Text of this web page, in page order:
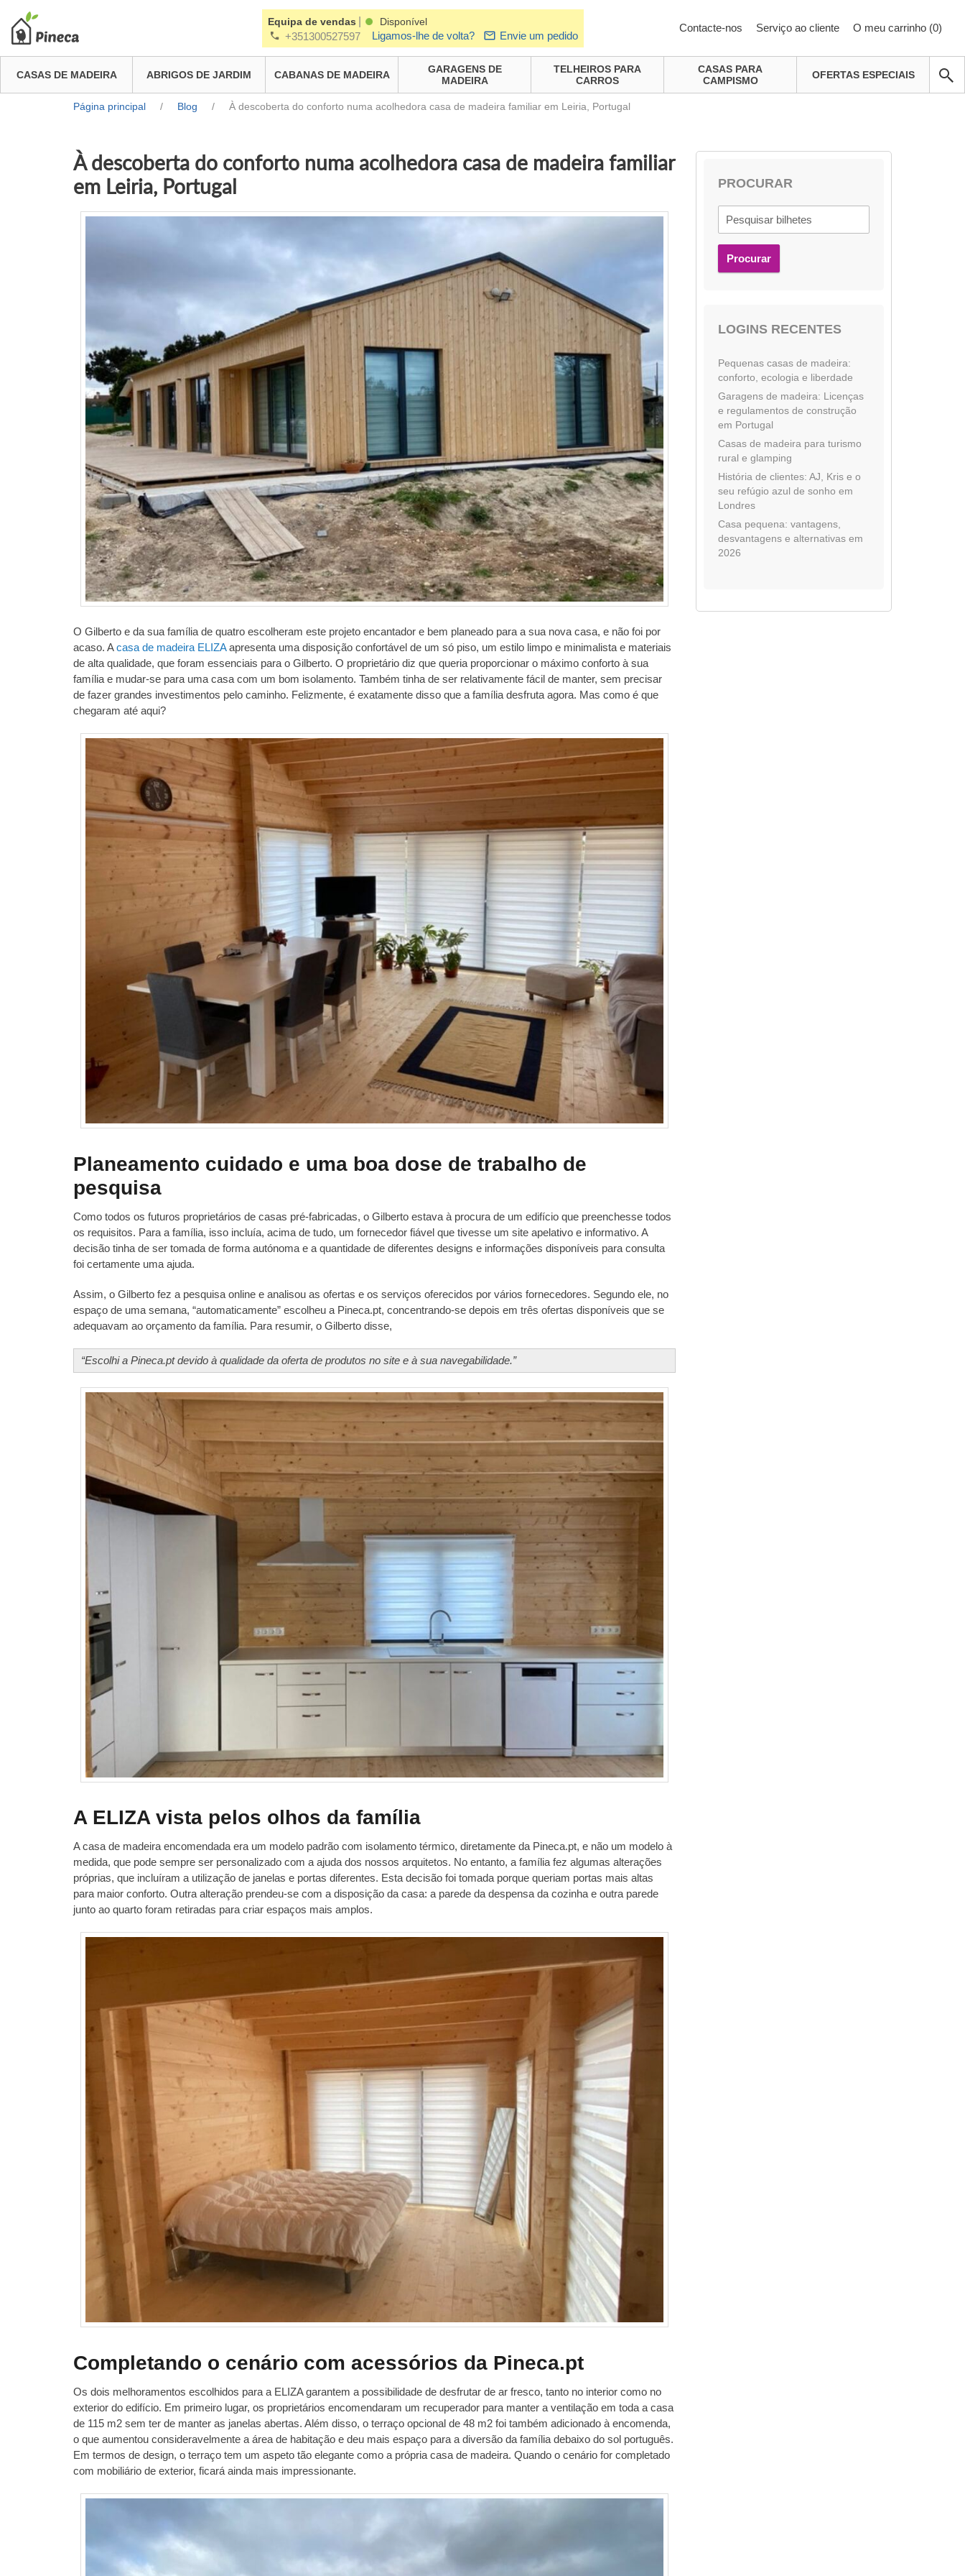
Equipa de vendas Disponível
+351300527597 Ligamos-lhe de volta? Envie um pedido
Contacte-nos Serviço ao cliente O meu carrinho (0)
CASAS DE MADEIRA ABRIGOS DE JARDIM CABANAS DE MADEIRA
GARAGENS DE
MADEIRA
TELHEIROS PARA
CARROS
CASAS PARA
CAMPISMO
OFERTAS ESPECIAIS
Página principal / Blog / À descoberta do conforto numa acolhedora casa de madeira familiar em Leiria, Portugal
À descoberta do conforto numa acolhedora casa de madeira familiar
em Leiria, Portugal
O Gilberto e da sua família de quatro escolheram este projeto encantador e bem planeado para a sua nova casa, e não foi por
acaso. Acasa de madeira ELIZAapresenta uma disposição confortável de um só piso, um estilo limpo e minimalista e materiais
de alta qualidade, que foram essenciais para o Gilberto. O proprietário diz que queria proporcionar o máximo conforto à sua
família e mudar-se para uma casa com um bom isolamento. Também tinha de ser relativamente fácil de manter, sem precisar
de fazer grandes investimentos pelo caminho. Felizmente, é exatamente disso que a família desfruta agora. Mas como é que
chegaram até aqui?
Planeamento cuidado e uma boa dose de trabalho de
pesquisa
Como todos os futuros proprietários de casas pré-fabricadas, o Gilberto estava à procura de um edifício que preenchesse todos
os requisitos. Para a família, isso incluía, acima de tudo, um fornecedor fiável que tivesse um site apelativo e informativo. A
decisão tinha de ser tomada de forma autónoma e a quantidade de diferentes designs e informações disponíveis para consulta
foi certamente uma ajuda.
Assim, o Gilberto fez a pesquisa online e analisou as ofertas e os serviços oferecidos por vários fornecedores. Segundo ele, no
espaço de uma semana, “automaticamente” escolheu a Pineca.pt, concentrando-se depois em três ofertas disponíveis que se
adequavam ao orçamento da família. Para resumir, o Gilberto disse,
“Escolhi a Pineca.pt devido à qualidade da oferta de produtos no site e à sua navegabilidade.”
A ELIZA vista pelos olhos da família
A casa de madeira encomendada era um modelo padrão com isolamento térmico, diretamente da Pineca.pt, e não um modelo à
medida, que pode sempre ser personalizado com a ajuda dos nossos arquitetos. No entanto, a família fez algumas alterações
próprias, que incluíram a utilização de janelas e portas diferentes. Esta decisão foi tomada porque queriam portas mais altas
para maior conforto. Outra alteração prendeu-se com a disposição da casa: a parede da despensa da cozinha e outra parede
junto ao quarto foram retiradas para criar espaços mais amplos.
Completando o cenário com acessórios da Pineca.pt
Os dois melhoramentos escolhidos para a ELIZA garantem a possibilidade de desfrutar de ar fresco, tanto no interior como no
exterior do edifício. Em primeiro lugar, os proprietários encomendaram um recuperador para manter a ventilação em toda a casa
de 115 m2 sem ter de manter as janelas abertas. Além disso, o terraço opcional de 48 m2 foi também adicionado à encomenda,
o que aumentou consideravelmente a área de habitação e deu mais espaço para a diversão da família debaixo do sol português.
Em termos de design, o terraço tem um aspeto tão elegante como a própria casa de madeira. Quando o cenário for completado
com mobiliário de exterior, ficará ainda mais impressionante.
PROCURAR
Procurar
LOGINS RECENTES
Pequenas casas de madeira:
conforto, ecologia e liberdade
Garagens de madeira: Licenças
e regulamentos de construção
em Portugal
Casas de madeira para turismo
rural e glamping
História de clientes: AJ, Kris e o
seu refúgio azul de sonho em
Londres
Casa pequena: vantagens,
desvantagens e alternativas em
2026